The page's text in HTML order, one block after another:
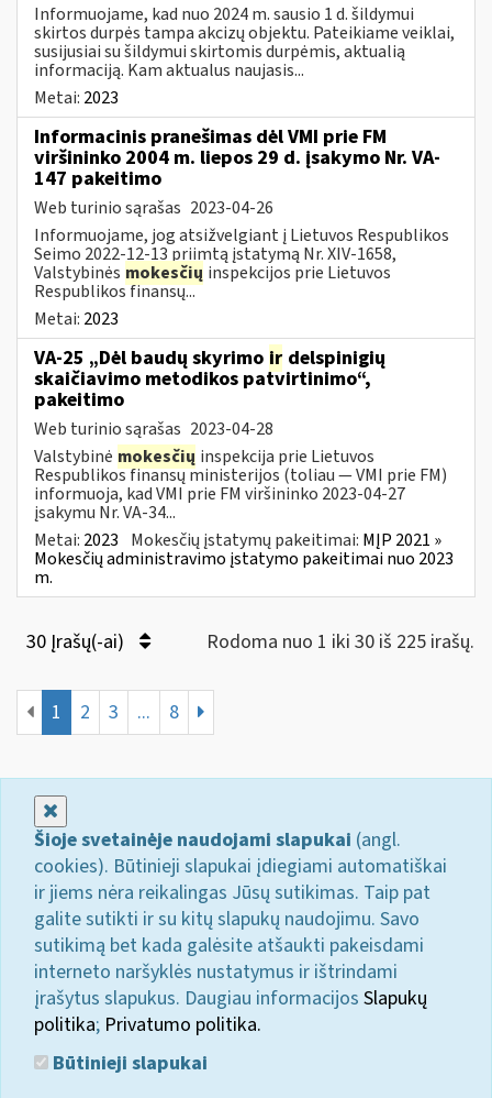
Informuojame, kad nuo 2024 m. sausio 1 d. šildymui
skirtos durpės tampa akcizų objektu. Pateikiame veiklai,
susijusiai su šildymui skirtomis durpėmis, aktualią
informaciją. Kam aktualus naujasis...
Metai: 2023
Informacinis pranešimas dėl VMI prie FM
viršininko 2004 m. liepos 29 d. įsakymo Nr. VA-
147 pakeitimo
Web turinio sąrašas 2023-04-26
Informuojame, jog atsižvelgiant į Lietuvos Respublikos
Seimo 2022-12-13 priimtą įstatymą Nr. XIV-1658,
Valstybinės mokesčių inspekcijos prie Lietuvos
Respublikos finansų...
Metai: 2023
VA-25 „Dėl baudų skyrimo ir delspinigių
skaičiavimo metodikos patvirtinimo“,
pakeitimo
Web turinio sąrašas 2023-04-28
Valstybinė mokesčių inspekcija prie Lietuvos
Respublikos finansų ministerijos (toliau ― VMI prie FM)
informuoja, kad VMI prie FM viršininko 2023-04-27
įsakymu Nr. VA-34...
Metai: 2023 Mokesčių įstatymų pakeitimai: MĮP 2021 »
Mokesčių administravimo įstatymo pakeitimai nuo 2023
m.
30 Įrašų(-ai) Rodoma nuo 1 iki 30 iš 225 irašų.
1 2 3 ... 8
Šioje svetainėje naudojami slapukai (angl.
cookies). Būtinieji slapukai įdiegiami automatiškai
ir jiems nėra reikalingas Jūsų sutikimas. Taip pat
galite sutikti ir su kitų slapukų naudojimu. Savo
sutikimą bet kada galėsite atšaukti pakeisdami
interneto naršyklės nustatymus ir ištrindami
įrašytus slapukus. Daugiau informacijos Slapukų
politika; Privatumo politika.
Būtinieji slapukai